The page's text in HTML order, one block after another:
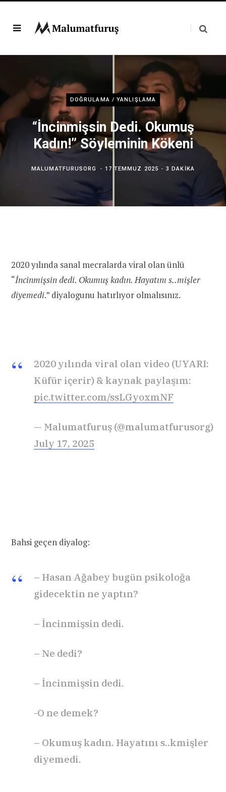
DOĞRULAMA / YANLIŞLAMA
“İncinmişsin Dedi. Okumuş
Kadın!” Söyleminin Kökeni
MALUMATFURUSORG 17 TEMMUZ 2025 3 DAKIKA
2020 yılında sanal mecralarda viral olan ünlü
“İncinmişsin dedi. Okumuş kadın. Hayatını s..mişler
diyemedi.” diyalogunu hatırlıyor olmalısınız.
2020 yılında viral olan video (UYARI:
Küfür içerir) & kaynak paylaşım:
pic.twitter.com/ssLGyoxmNF
— Malumatfuruş (@malumatfurusorg)
July 17, 2025
Bahsi geçen diyalog:
– Hasan Ağabey bugün psikoloğa
gidecektin ne yaptın?
– İncinmişsin dedi.
– Ne dedi?
– İncinmişsin dedi.
-O ne demek?
– Okumuş kadın. Hayatını s..kmişler
diyemedi.